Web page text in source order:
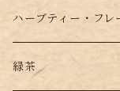
ハーブティー・フレ
緑茶